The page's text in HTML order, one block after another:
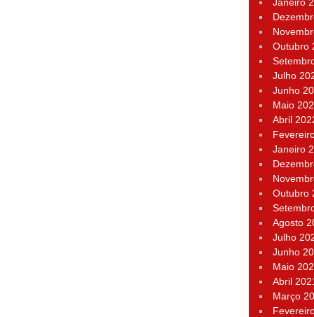
Outubro
Julho
Junho
Maio
Abril
Janeiro
Outubro
Agosto
Julho
Junho
Maio
Abril
Março